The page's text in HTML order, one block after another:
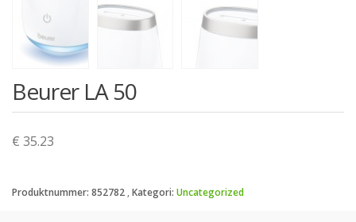
Beurer LA 50
€ 35.23
Produktnummer: 852782 Kategori: Uncategorized